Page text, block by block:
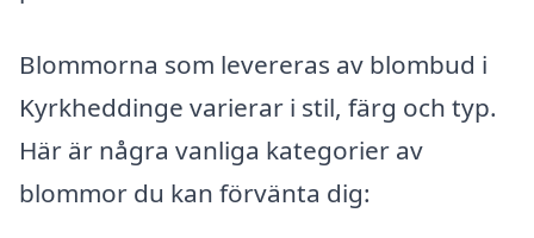
Blommorna som levereras av blombud i
Kyrkheddinge varierar i stil, färg och typ.
Här är några vanliga kategorier av
blommor du kan förvänta dig: